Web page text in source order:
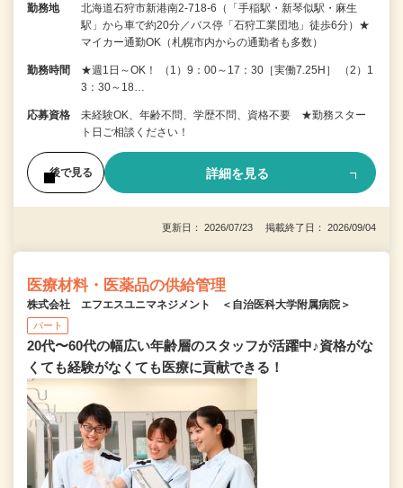
勤務地
北海道石狩市新港南2-718-6（「手稲駅・新琴似駅・麻生
駅」から車で約20分／バス停「石狩工業団地」徒歩6分）★
マイカー通勤OK（札幌市内からの通勤者も多数）
勤務時間
★週1日～OK！ （1）9：00～17：30［実働7.25H］ （2）1
3：30～18…
応募資格
未経験OK、年齢不問、学歴不問、資格不要 ★勤務スター
ト日ご相談ください！
後で見る 詳細を見る
更新日： 2026/07/23 掲載終了日： 2026/09/04
医療材料・医薬品の供給管理
株式会社 エフエスユニマネジメント ＜自治医科大学附属病院＞
パート
20代〜60代の幅広い年齢層のスタッフが活躍中♪資格がな
くても経験がなくても医療に貢献できる！